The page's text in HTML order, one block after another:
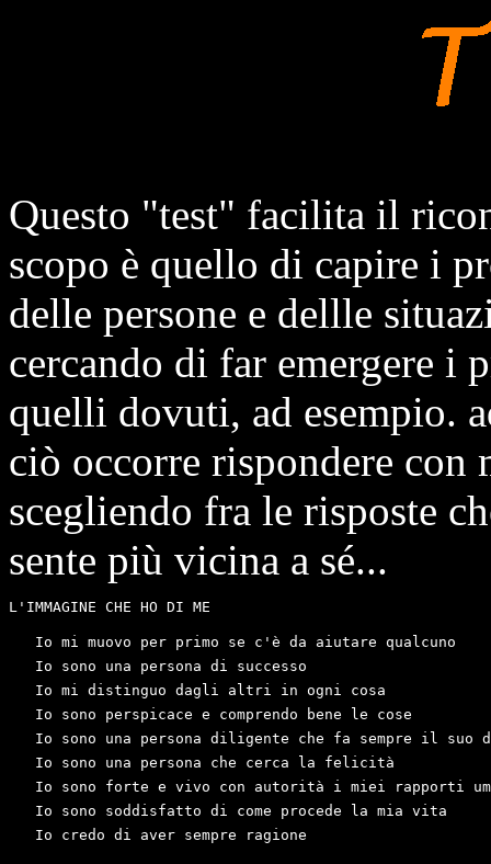
Questo "test" facilita il
scopo è quello di capire i
delle persone e dellle
cercando di far emergere i
quelli dovuti, ad esempio.
ciò occorre rispondere con
scegliendo fra le risposte
sente più vicina a sé...
L'IMMAGINE CHE HO DI ME
   Io mi muovo per primo se c'è da aiutare qualcuno
   Io sono una persona di successo
   Io mi distinguo dagli altri in ogni cosa
   Io sono perspicace e comprendo bene le cose
   Io sono una persona diligente che fa sempre il suo
   Io sono una persona che cerca la felicità
   Io sono forte e vivo con autorità i miei rapporti
   Io sono soddisfatto di come procede la mia vita
   Io credo di aver sempre ragione